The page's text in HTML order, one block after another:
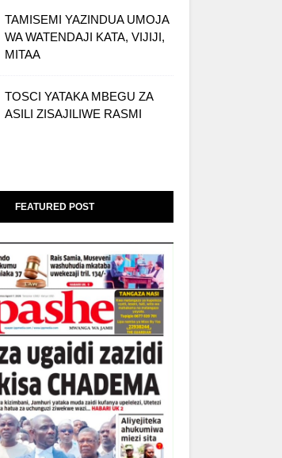
TAMISEMI YAZINDUA UMOJA
WA WATENDAJI KATA, VIJIJI,
MITAA
TOSCI YATAKA MBEGU ZA
ASILI ZISAJILIWE RASMI
FEATURED POST